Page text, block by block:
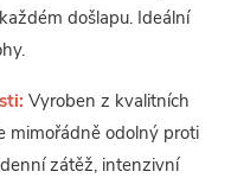
došlapu. Ideální
Vyroben z kvalitních
mimořádně odolný proti
zátěž, intenzivní